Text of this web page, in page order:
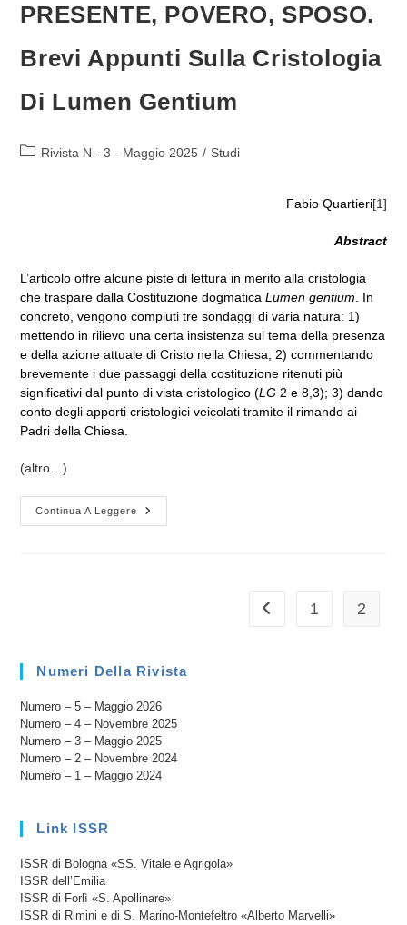
PRESENTE, POVERO, SPOSO.
Brevi Appunti Sulla Cristologia
Di Lumen Gentium
Categoria
Rivista N - 3 - Maggio 2025 / Studi
Fabio Quartieri[1]
Abstract
L’articolo offre alcune piste di lettura in merito alla cristologia
che traspare dalla Costituzione dogmaticaLumen gentium . In
concreto, vengono compiuti tre sondaggi di varia natura: 1)
mettendo in rilievo una certa insistenza sul tema della presenza
e della azione attuale di Cristo nella Chiesa; 2) commentando
brevemente i due passaggi della costituzione ritenuti più
significativi dal punto di vista cristologico (LG 2 e 8,3); 3) dando
conto degli apporti cristologici veicolati tramite il rimando ai
Padri della Chiesa.
(altro…)
Continua A Leggere
PRESENTE,
POVERO,
Vai alla pagina
1 2
Numeri Della Rivista
Numero – 5 – Maggio 2026
Numero – 4 – Novembre 2025
Numero – 3 – Maggio 2025
Numero – 2 – Novembre 2024
Numero – 1 – Maggio 2024
Link ISSR
ISSR di Bologna «SS. Vitale e Agrigola»
ISSR dell’Emilia
ISSR di Forlì «S. Apollinare»
ISSR di Rimini e di S. Marino-Montefeltro «Alberto Marvelli»